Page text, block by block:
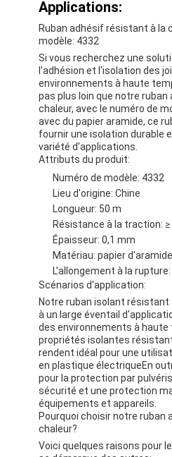
Moulage de précision de
Panneau d'isolation
Applications:
Ruban adhésif résistant à la
modèle: 4332
Si vous recherchez une
l'adhésion et l'isolation des
environnements à haute
pas plus loin que notre
chaleur, avec le numéro de
avec du papier aramide, ce
fournir une isolation durable
variété d'applications.
Attributs du produit:
Numéro de modèle: 4332
Lieu d'origine: Chine
Longueur: 50 m
Résistance à la traction:
Épaisseur: 0,1 mm
Matériau: papier d'aramide
L'allongement à la rupture:
Scénarios d'application:
Notre ruban isolant résistant
à un large éventail
des environnements à
propriétés isolantes
rendent idéal pour une
en plastique électriqueEn
pour la protection par
sécurité et une protection
équipements et appareils.
Pourquoi choisir notre ruban
chaleur?
Voici quelques raisons pour